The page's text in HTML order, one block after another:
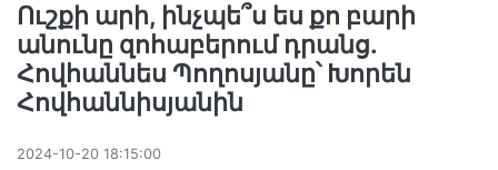
Ուշքի արի, ինչպե՞ս ես քո բարի
անունը զոհաբերում դրանց․
Հովհաննես Պողոսյանը՝ Խորեն
Հովհաննիսյանին
2024-10-20 18:15:00